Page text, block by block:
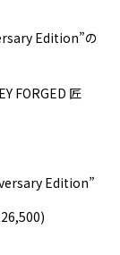
Edition”の
FORGED 匠
Edition”